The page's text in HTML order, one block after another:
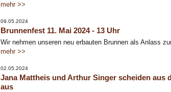
mehr >>
09.05.2024
Brunnenfest 11. Mai 2024 - 13 Uhr
Wir nehmen unseren neu erbauten Brunnen als Anlass
mehr >>
02.05.2024
Jana Mattheis und Arthur Singer scheiden aus
aus